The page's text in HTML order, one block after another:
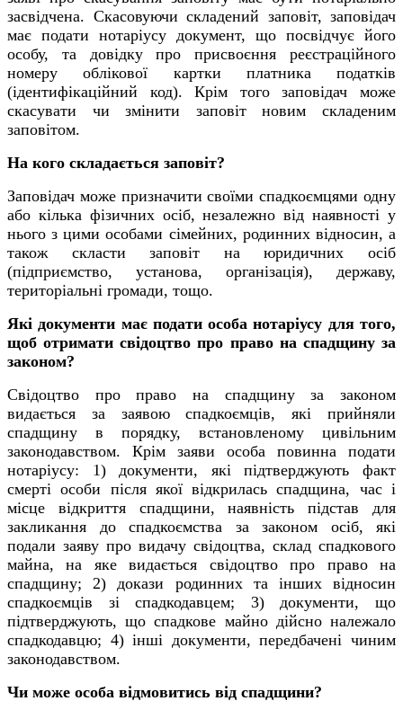
засвідчена. Скасовуючи складений заповіт, заповідач
має подати нотаріусу документ, що посвідчує його
особу, та довідку про присвоєння реєстраційного
номеру облікової картки платника податків
(ідентифікаційний код). Крім того заповідач може
скасувати чи змінити заповіт новим складеним
заповітом.
На кого складається заповіт?
Заповідач може призначити своїми спадкоємцями одну
або кілька фізичних осіб, незалежно від наявності у
нього з цими особами сімейних, родинних відносин, а
також скласти заповіт на юридичних осіб
(підприємство, установа, організація), державу,
територіальні громади, тощо.
Які документи має подати особа нотаріусу для того,
щоб отримати свідоцтво про право на спадщину за
законом?
Свідоцтво про право на спадщину за законом
видається за заявою спадкоємців, які прийняли
спадщину в порядку, встановленому цивільним
законодавством. Крім заяви особа повинна подати
нотаріусу: 1) документи, які підтверджують факт
смерті особи після якої відкрилась спадщина, час і
місце відкриття спадщини, наявність підстав для
закликання до спадкоємства за законом осіб, які
подали заяву про видачу свідоцтва, склад спадкового
майна, на яке видається свідоцтво про право на
спадщину; 2) докази родинних та інших відносин
спадкоємців зі спадкодавцем; 3) документи, що
підтверджують, що спадкове майно дійсно належало
спадкодавцю; 4) інші документи, передбачені чиним
законодавством.
Чи може особа відмовитись від спадщини?